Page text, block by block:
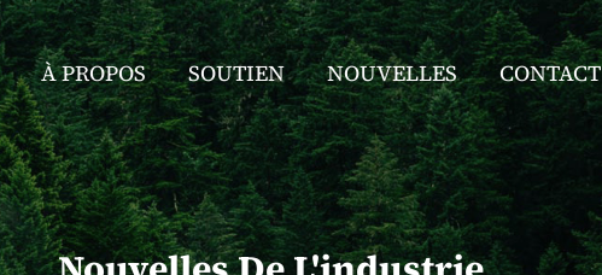
À PROPOS SOUTIEN NOUVELLES CONTACT